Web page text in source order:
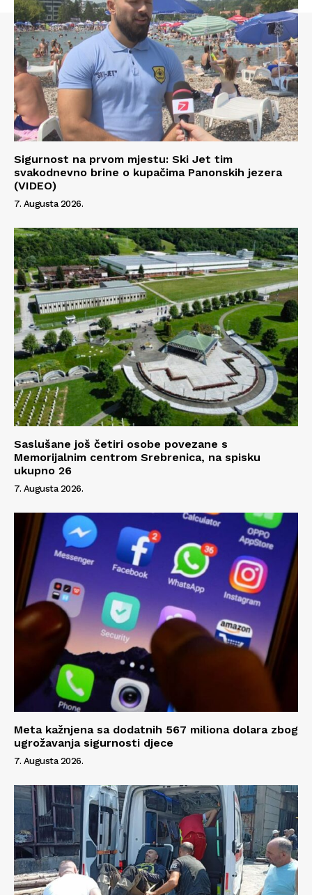
Info
O nama
Kontakt
Impressum
Sigurnost na prvom mjestu: Ski Jet tim
svakodnevno brine o kupačima Panonskih jezera
(VIDEO)
7. Augusta 2026.
Saslušane još četiri osobe povezane s
Memorijalnim centrom Srebrenica, na spisku
ukupno 26
7. Augusta 2026.
Meta kažnjena sa dodatnih 567 miliona dolara zbog
ugrožavanja sigurnosti djece
7. Augusta 2026.